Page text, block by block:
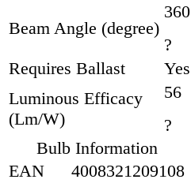
Beam Angle (degree)
360
?
Requires Ballast
Yes
Luminous Efficacy
(Lm/W)
56
?
Bulb Information
EAN
4008321209108